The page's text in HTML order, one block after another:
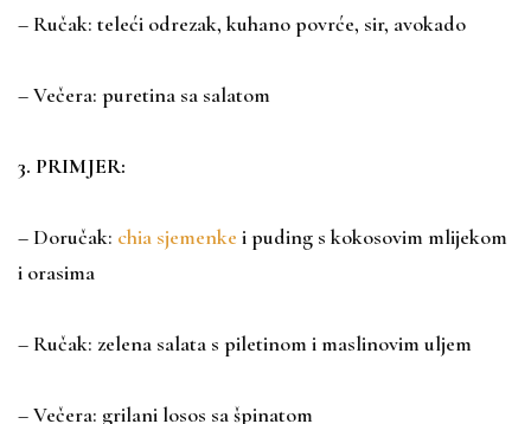
– Ručak: teleći odrezak, kuhano povrće, sir, avokado
– Večera: puretina sa salatom
3. PRIMJER:
– Doručak: chia sjemenke i puding s kokosovim mlijekom
i orasima
– Ručak: zelena salata s piletinom i maslinovim uljem
– Večera: grilani losos sa špinatom